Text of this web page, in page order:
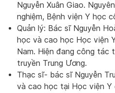
Nguyễn Xuân Giao.
nghiệm, Bệnh viện Y học
Quản lý: Bác sĩ Nguyễn
học và cao học Học viện
Nam. Hiện đang công tác
truyền Trung Ương.
Thạc sĩ- bác sĩ Nguyễn
và cao học tại Học viện